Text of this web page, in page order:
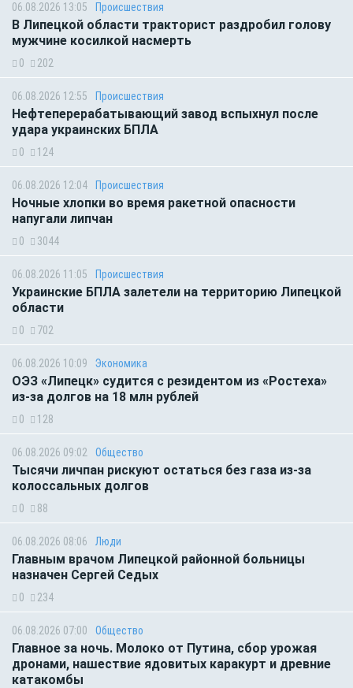
06.08.2026 13:05 Происшествия
В Липецкой области тракторист раздробил голову
мужчине косилкой насмерть
0 202
06.08.2026 12:55 Происшествия
Нефтеперерабатывающий завод вспыхнул после
удара украинских БПЛА
0 124
06.08.2026 12:04 Происшествия
Ночные хлопки во время ракетной опасности
напугали липчан
0 3044
06.08.2026 11:05 Происшествия
Украинские БПЛА залетели на территорию Липецкой
области
0 702
06.08.2026 10:09 Экономика
ОЭЗ «Липецк» судится с резидентом из «Ростеха»
из-за долгов на 18 млн рублей
0 128
06.08.2026 09:02 Общество
Тысячи личпан рискуют остаться без газа из-за
колоссальных долгов
0 88
06.08.2026 08:06 Люди
Главным врачом Липецкой районной больницы
назначен Сергей Седых
0 234
06.08.2026 07:00 Общество
Главное за ночь. Молоко от Путина, сбор урожая
дронами, нашествие ядовитых каракурт и древние
катакомбы